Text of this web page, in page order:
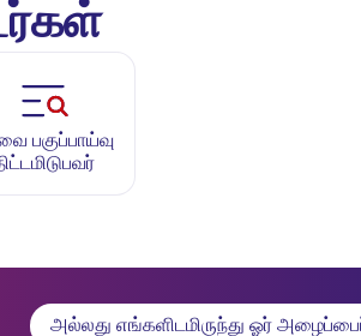
பகுப்பாய்வு
அல்லது எங்களிடமிருந்து ஓர்